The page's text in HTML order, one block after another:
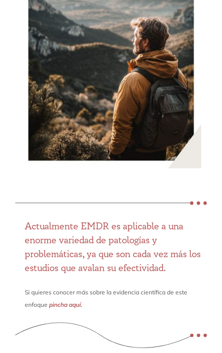
Actualmente EMDR es aplicable a una
enorme variedad de patologías y
problemáticas, ya que son cada vez más los
estudios que avalan su efectividad.
Si quieres conocer más sobre la evidencia científica de este
enfoque pincha aquí.